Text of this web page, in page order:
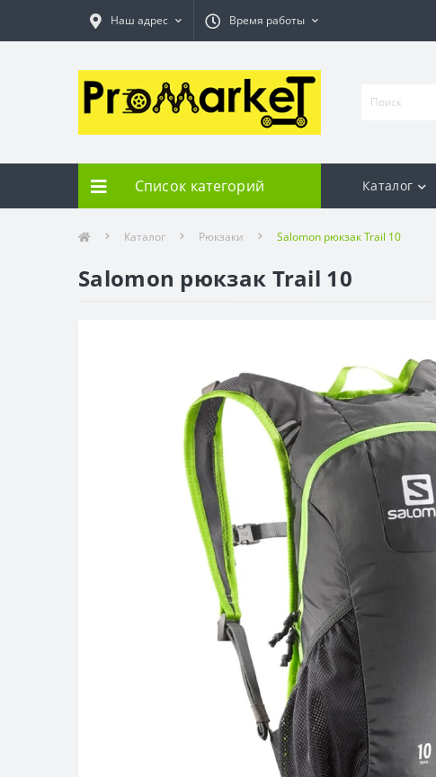
Наш адрес Время работы
Список категорий Каталог
Каталог Рюкзаки Salomon рюкзак Trail 10
Salomon рюкзак Trail 10